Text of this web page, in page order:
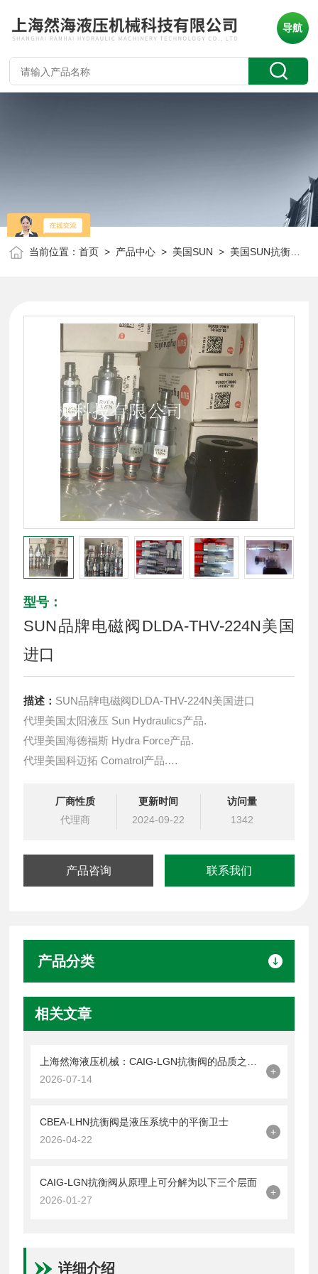
导航
当前位置：首页 > 产品中心 > 美国SUN > 美国SUN抗衡阀
型号：
SUN品牌电磁阀DLDA-THV-224N美国
进口
描述： SUN品牌电磁阀DLDA-THV-224N美国进口
代理美国太阳液压 Sun Hydraulics产品.
代理美国海德福斯 Hydra Force产品.
代理美国科迈拓 Comatrol产品.
提供油路系统设计,油路块设计,阀块设计与选型
液压油缸，经销力士乐、派克、中国台湾北部等液压元件
厂商性质
代理商
更新时间
2024-09-22
访问量
1342
产品咨询 联系我们
产品分类
相关文章
2026-07-14
+
CBEA-LHN抗衡阀是液压系统中的平衡卫士
2026-04-22
+
CAIG-LGN抗衡阀从原理上可分解为以下三个层面
2026-01-27
+
详细介绍